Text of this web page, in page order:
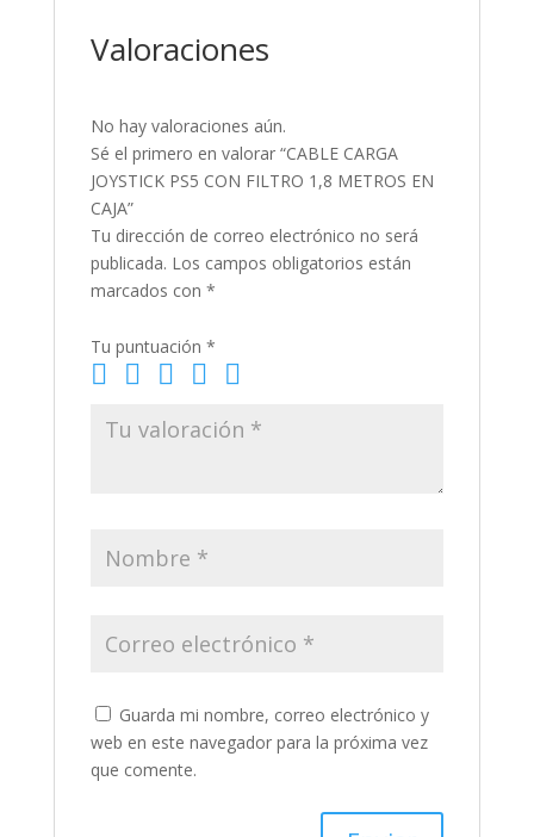
Valoraciones
No hay valoraciones aún.
Sé el primero en valorar “CABLE CARGA
JOYSTICK PS5 CON FILTRO 1,8 METROS EN
CAJA”
Tu dirección de correo electrónico no será
publicada. Los campos obligatorios están
marcados con *
Tu puntuación *
Guarda mi nombre, correo electrónico y
web en este navegador para la próxima vez
que comente.